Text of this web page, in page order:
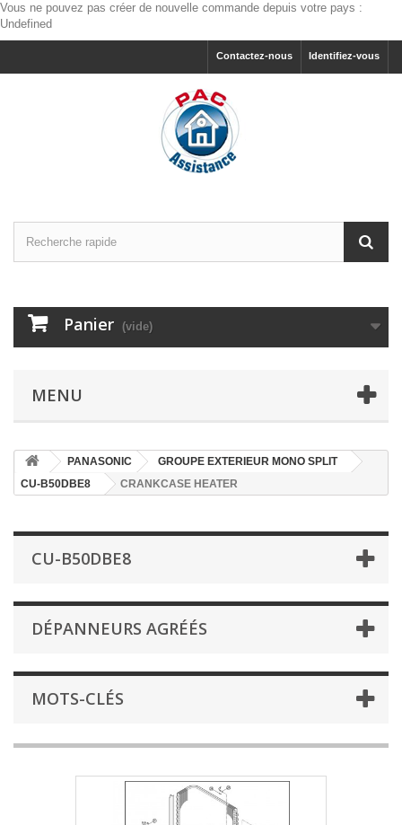
Vous ne pouvez pas créer de nouvelle commande depuis votre pays :
Undefined
Identifiez-vous
Contactez-nous
Panier (vide)
MENU
PANASONIC
GROUPE EXTERIEUR MONO SPLIT
CU-B50DBE8
CRANKCASE HEATER
CU-B50DBE8
DÉPANNEURS AGRÉÉS
MOTS-CLÉS